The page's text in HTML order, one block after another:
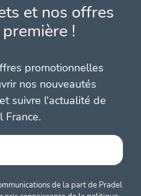
et nos offres
!
promotionnelles
nos nouveautés
suivre l'actualité de
France.
de la part de Pradel